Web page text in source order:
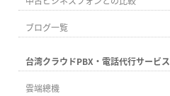
ブログ一覧
台湾クラウドPBX・電話代行サービス
雲端總機